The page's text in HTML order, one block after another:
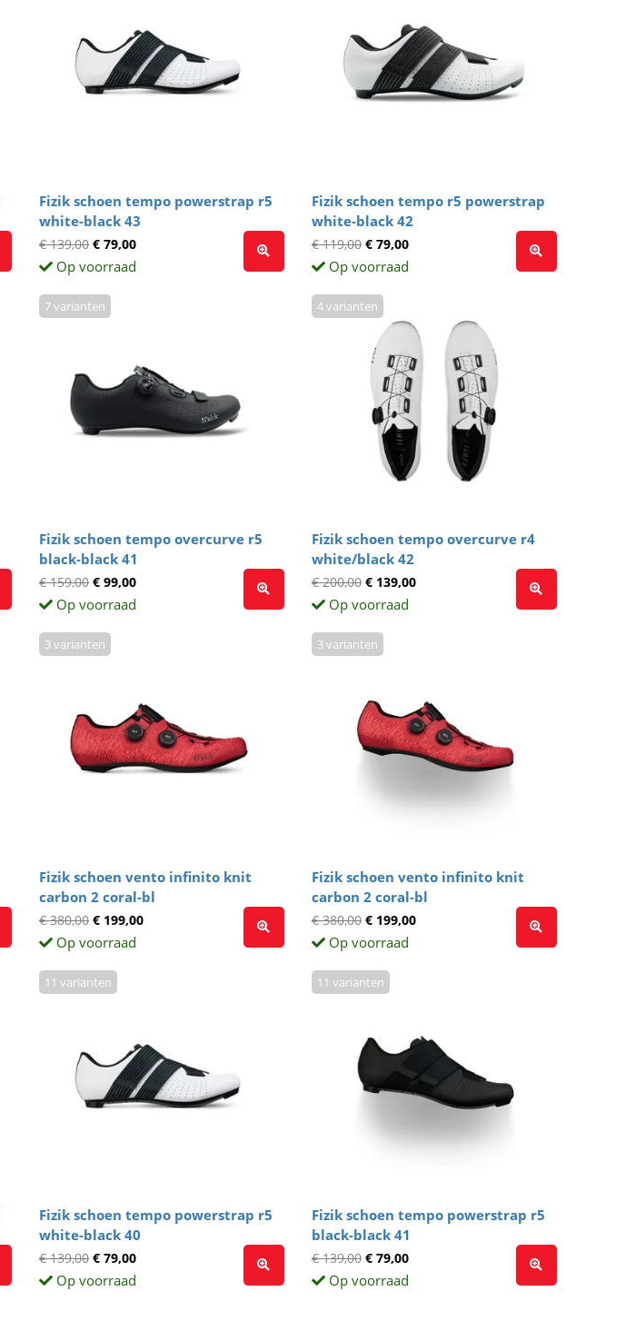
Fizik schoen tempo powerstrap r5
white-black 43
€ 139,00 € 79,00
Op voorraad
Fizik schoen tempo r5 powerstrap
white-black 42
€ 119,00 € 79,00
Op voorraad
Fizik schoen tempo overcurve r5
black-black 41
7 varianten
€ 159,00 € 99,00
Op voorraad
Fizik schoen tempo overcurve r4
white/black 42
4 varianten
€ 200,00 € 139,00
Op voorraad
Fizik schoen vento infinito knit
carbon 2 coral-bl
3 varianten
€ 380,00 € 199,00
Op voorraad
Fizik schoen vento infinito knit
carbon 2 coral-bl
3 varianten
€ 380,00 € 199,00
Op voorraad
Fizik schoen tempo powerstrap r5
white-black 40
11 varianten
€ 139,00 € 79,00
Op voorraad
Fizik schoen tempo powerstrap r5
black-black 41
11 varianten
€ 139,00 € 79,00
Op voorraad